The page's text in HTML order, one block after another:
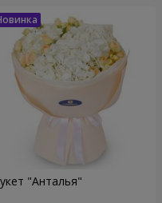
"Анталья"